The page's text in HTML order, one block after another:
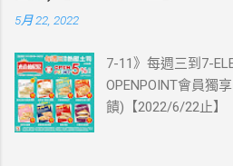
來超商買省錢又方便
這邊 【點我看好康
【點我觀看教學】
澳、美國、菲律賓
5月 22, 2022
7-11》每週三到7-
OPENPOINT會員獨
饋)【2022/6/22止】
111/5/4~6/22 每週